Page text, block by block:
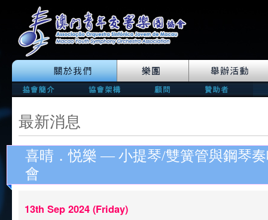
最新消息
喜晴．悦樂 — 小提琴/雙簧管與鋼琴
會
13th Sep 2024 (Friday)